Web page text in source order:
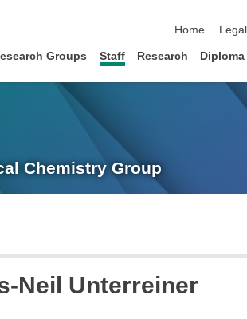
Home
Groups Staff Research
Chemistry Group
Neil Unterreiner